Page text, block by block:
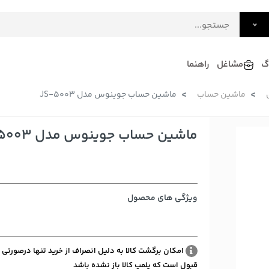
فرآورده های لبنی
دکوراسیون داخلی و تزئینی
سرو و پذیرایی
مشاغل راهنما
ماشین حساب ماشین حساب جوینوس مدل JS-5003
ماشین حساب جوینوس مدل JS-5003
ویژگی های محصول
امکان برگشت کالا به دلیل انصراف از خرید تنها
قبول است که پلمپ کالا باز نشده باشد